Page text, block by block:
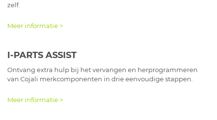
zelf.
Meer informatie >
I-PARTS ASSIST
Ontvang extra hulp bij het vervangen en herprogrammeren
van Cojali merkcomponenten in drie eenvoudige stappen.
Meer informatie >